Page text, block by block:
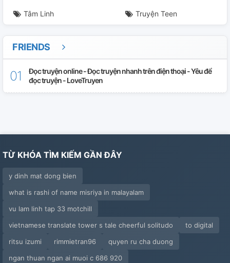
Tâm Linh Truyện Teen
FRIENDS
Đọc truyện online - Đọc truyện nhanh trên điện thoại - Yêu để
đọc truyện - LoveTruyen
TỪ KHÓA TÌM KIẾM GẦN ĐÂY
y dinh mat dong bien
what is rashi of name misriya in malayalam
vu lam linh tap 33 motchill
vietnamese translate tower s tale cheerful solitudo
to digital
ritsu izumi
rimmietran96
quyen ru cha duong
ngan thuan ngan ai muoi c 686 920